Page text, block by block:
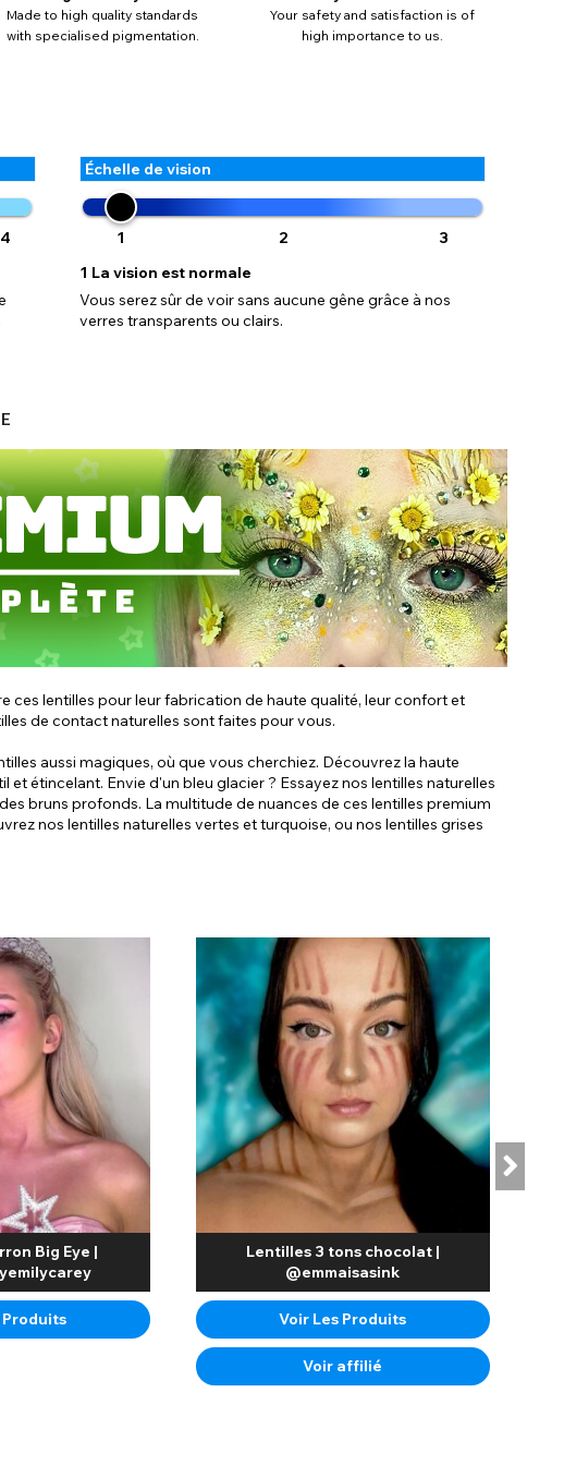
Made to high quality standards
with specialised pigmentation.
Your safety and satisfaction is of
high importance to us.
4
Échelle de vision
1 2
3
1 La vision est normale
Vous serez sûr de voir sans aucune gêne grâce à nos
verres transparents ou clairs.
ces lentilles pour leur fabrication de haute qualité, leur confort et
de contact naturelles sont faites pour vous.
aussi magiques, où que vous cherchiez. Découvrez la haute
étincelant. Envie d'un bleu glacier ? Essayez nos lentilles naturelles
bruns profonds. La multitude de nuances de ces lentilles premium
nos lentilles naturelles vertes et turquoise, ou nos lentilles grises
Big Eye |
Produits
Lentilles 3 tons chocolat |
@emmaisasink
Voir Les Produits
Voir affilié
ne pas contenir
La mise à